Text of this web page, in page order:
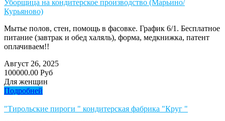
Уборщица на кондитерское производство (Марьино/
Курьяново)
Мытье полов, стен, помощь в фасовке. График 6/1. Бесплатное
питание (завтрак и обед халяль), форма, медкнижка, патент
оплачиваем!!
Август 26, 2025
100000.00 Руб
Для женщин
Подробней
"Тирольские пироги " кондитерская фабрика "Круг "